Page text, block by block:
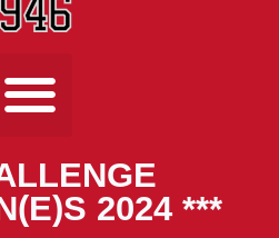
2024 ***